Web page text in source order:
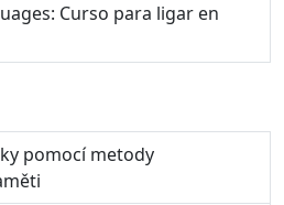
Curso para ligar en
pomocí metody